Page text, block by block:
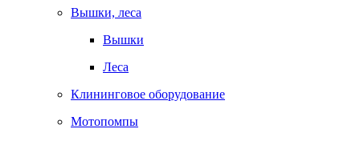
Вышки, леса
Вышки
Леса
Клининговое оборудование
Мотопомпы